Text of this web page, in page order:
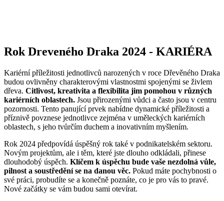
Rok Dreveného Draka 2024 - KARIÉRA
Kariérní příležitosti jednotlivců narozených v roce Dřevěného Draka
budou ovlivněny charakterovými vlastnostmi spojenými se živlem
dřeva. Citlivost, kreativita a flexibilita jim pomohou v různých
kariérních oblastech. Jsou přirozenými vůdci a často jsou v centru
pozornosti. Tento panující prvek nabídne dynamické příležitosti a
příznivě povznese jednotlivce zejména v uměleckých kariérních
oblastech, s jeho tvůrčím duchem a inovativním myšlením.
Rok 2024 předpovídá úspěšný rok také v podnikatelském sektoru.
Novým projektům, ale i těm, které jste dlouho odkládali, přinese
dlouhodobý úspěch. Klíčem k úspěchu bude vaše nezdolná vůle,
pilnost a soustředění se na danou věc. Pokud máte pochybnosti o
své práci, probudíte se a konečně poznáte, co je pro vás to pravé.
Nové začátky se vám budou sami otevírat.